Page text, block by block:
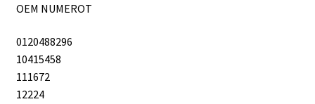
OEM NUMEROT
0120488296
10415458
111672
12224